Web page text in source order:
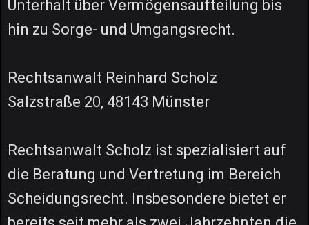
Unterhalt über Vermögensaufteilung bis
hin zu Sorge- und Umgangsrecht.
Rechtsanwalt Reinhard Scholz
Salzstraße 20, 48143 Münster
Rechtsanwalt Scholz ist spezialisiert auf
die Beratung und Vertretung im Bereich
Scheidungsrecht. Insbesondere bietet er